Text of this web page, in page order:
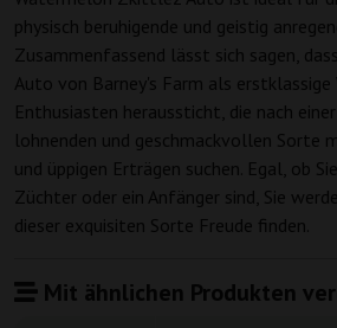
physisch beruhigende und geistig
Zusammenfassend lässt sich sagen,
Auto von Barney's Farm als erstklassige
Enthusiasten heraussticht, die nach
lohnenden und geschmackvollen Sorte
und üppigen Erträgen suchen. Egal, ob
Züchter oder ein Anfänger sind, Sie
dieser exquisiten Sorte Freude finden.
Mit ähnlichen Produkten